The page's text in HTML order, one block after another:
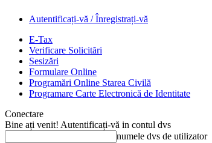
Autentificați-vă / Înregistrați-vă
E-Tax
Verificare Solicitări
Sesizări
Formulare Online
Programări Online Starea Civilă
Programare Carte Electronică de Identitate
Conectare
Bine ați venit! Autentificați-vă in contul dvs
numele dvs de utilizator